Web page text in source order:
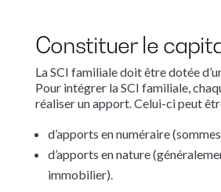
Constituer le
La SCI familiale doit être dotée
Pour intégrer la SCI familiale,
réaliser un apport. Celui-ci peut
d’apports en numéraire
d’apports en nature
immobilier).